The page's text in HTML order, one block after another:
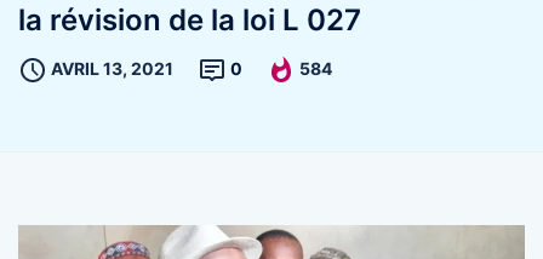
la révision de la loi L 027
AVRIL 13, 2021 0 584